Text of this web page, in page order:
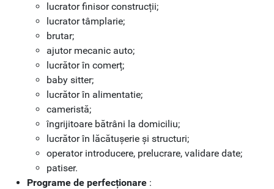
lucrator finisor construcții;
lucrator tâmplarie;
brutar;
ajutor mecanic auto;
lucrător în comerț;
baby sitter;
lucrător în alimentatie;
cameristă;
îngrijitoare bătrâni la domiciliu;
lucrător în lăcătușerie și structuri;
operator introducere, prelucrare, validare date;
patiser.
Programe de perfecționare :